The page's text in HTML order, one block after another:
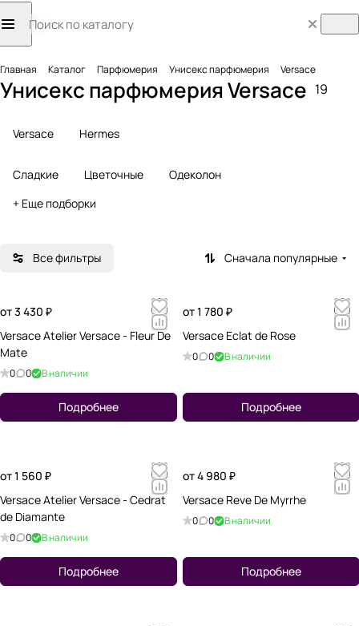
Главная Каталог Парфюмерия Унисекс парфюмерия Versace
Унисекс парфюмерия Versace 19
Versace Hermes
Сладкие Цветочные
Одеколон
+ Еще подборки
Все фильтры Сначала популярные
от 3 430 ₽
Versace Atelier Versace - Fleur De
Mate
0 0 В наличии
Подробнее
от 1 780 ₽
Versace Eclat de Rose
0 0 В наличии
Подробнее
от 1 560 ₽
Versace Atelier Versace - Cedrat
de Diamante
0 0 В наличии
Подробнее
от 4 980 ₽
Versace Reve De Myrrhe
0 0 В наличии
Подробнее